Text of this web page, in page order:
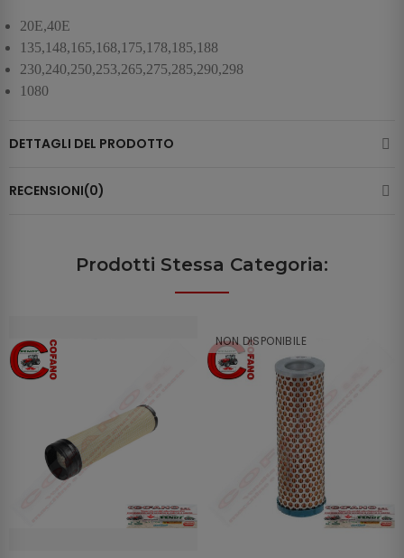
20E,40E
135,148,165,168,175,178,185,188
230,240,250,253,265,275,285,290,298
1080
DETTAGLI DEL PRODOTTO
RECENSIONI(0)
Prodotti Stessa Categoria:
NON DISPONIBILE